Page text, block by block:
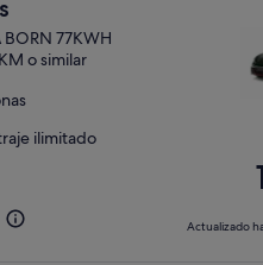
BORN 77KWH
o similar
ilimitado
Actualizado